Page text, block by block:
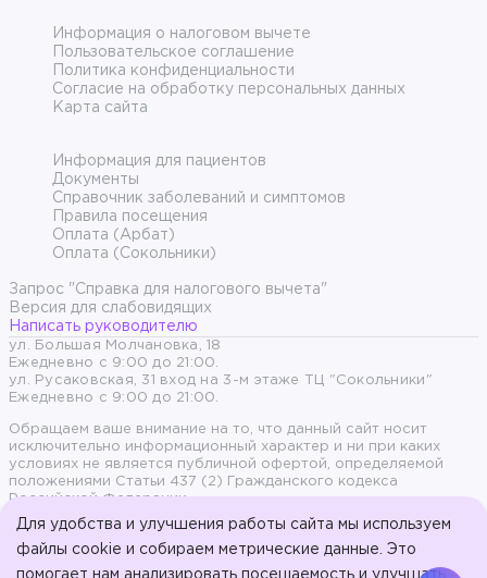
Информация о налоговом вычете
Пользовательское соглашение
Политика конфиденциальности
Согласие на обработку персональных данных
Карта сайта
Информация для пациентов
Документы
Справочник заболеваний и симптомов
Правила посещения
Оплата (Арбат)
Оплата (Сокольники)
Запрос "Справка для налогового вычета"
Версия для слабовидящих
Написать руководителю
ул. Большая Молчановка, 18
Ежедневно с 9:00 до 21:00.
ул. Русаковская, 31 вход на 3-м этаже ТЦ "Сокольники"
Ежедневно с 9:00 до 21:00.
Обращаем ваше внимание на то, что данный сайт носит
исключительно информационный характер и ни при каких
условиях не является публичной офертой, определяемой
положениями Статьи 437 (2) Гражданского кодекса
Российской Федерации.
Продолжая пользоваться сайтом, вы даете согласие на
Для удобства и улучшения работы сайта мы используем
файлы cookie и собираем метрические данные. Это
помогает нам анализировать посещаемость и улучшать